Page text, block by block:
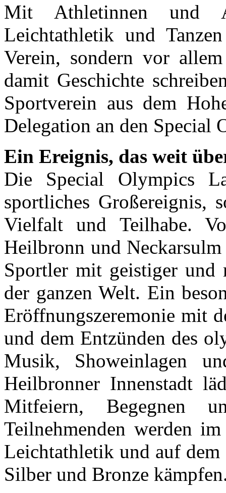
Mit Athletinnen und
Leichtathletik und
Verein, sondern vor
damit Geschichte
Sportverein aus dem
Delegation an den Special
Ein Ereignis, das weit
Die Special Olympics
sportliches Großereignis,
Vielfalt und Teilhabe.
Heilbronn und
Sportler mit geistiger und
der ganzen Welt. Ein
Eröffnungszeremonie mit
und dem Entzünden des
Musik, Showeinlagen
Heilbronner Innenstadt
Mitfeiern, Begegnen
Teilnehmenden werden
Leichtathletik und auf
Silber und Bronze